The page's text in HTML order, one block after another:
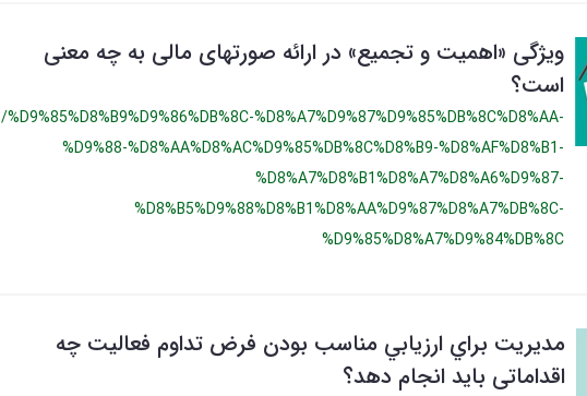
ویژگی «اهميت و تجميع» در ارائه صورتهای مالی به چه معنی
است؟
/%D9%85%D8%B9%D9%86%DB%8C-%D8%A7%D9%87%D9%85%DB%8C%D8%AA-
%D9%88-%D8%AA%D8%AC%D9%85%DB%8C%D8%B9-%D8%AF%D8%B1-
%D8%A7%D8%B1%D8%A7%D8%A6%D9%87-
%D8%B5%D9%88%D8%B1%D8%AA%D9%87%D8%A7%DB%8C-
%D9%85%D8%A7%D9%84%DB%8C
مديريت براي ارزيابي مناسب بودن فرض تداوم فعاليت چه
اقداماتی باید انجام دهد؟